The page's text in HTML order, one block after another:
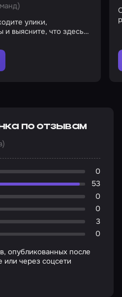
улики,
и выясните, что здесь
по отзывам
0
53
0
0
3
0
опубликованных после
или через соцсети